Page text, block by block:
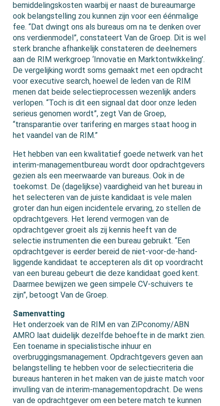
bemiddelingskosten waarbij er naast de bureaumarge
ook belangstelling zou kunnen zijn voor een éénmalige
fee. “Dat dwingt ons als bureaus om na te denken over
ons verdienmodel”, constateert Van de Groep. Dit is wel
sterk branche afhankelijk constateren de deelnemers
aan de RIM werkgroep ‘Innovatie en Marktontwikkeling’.
De vergelijking wordt soms gemaakt met een opdracht
voor executive search, hoewel de leden van de RIM
menen dat beide selectieprocessen wezenlijk anders
verlopen. “Toch is dit een signaal dat door onze leden
serieus genomen wordt”, zegt Van de Groep,
“transparantie over tarifering en marges staat hoog in
het vaandel van de RIM.”
Het hebben van een kwalitatief goede netwerk van het
interim-managementbureau wordt door opdrachtgevers
gezien als een meerwaarde van bureaus. Ook in de
toekomst. De (dagelijkse) vaardigheid van het bureau in
het selecteren van de juiste kandidaat is vele malen
groter dan hun eigen incidentele ervaring, zo stellen de
opdrachtgevers. Het lerend vermogen van de
opdrachtgever groeit als zij kennis heeft van de
selectie instrumenten die een bureau gebruikt. “Een
opdrachtgever is eerder bereid de niet-voor-de-hand-
liggende kandidaat te accepteren als dit op voordracht
van een bureau gebeurt die deze kandidaat goed kent.
Daarmee bewijzen we geen simpele CV-schuivers te
zijn”, betoogt Van de Groep.
Samenvatting
Het onderzoek van de RIM en van ZiPconomy/ABN
AMRO laat duidelijk dezelfde behoefte in de markt zien.
Een toename in specialistische inhuur en
overbruggingsmanagement. Opdrachtgevers geven aan
belangstelling te hebben voor de selectiecriteria die
bureaus hanteren in het maken van de juiste match voor
invulling van de interim-managementopdracht. De wens
van de opdrachtgever om een betere match te kunnen